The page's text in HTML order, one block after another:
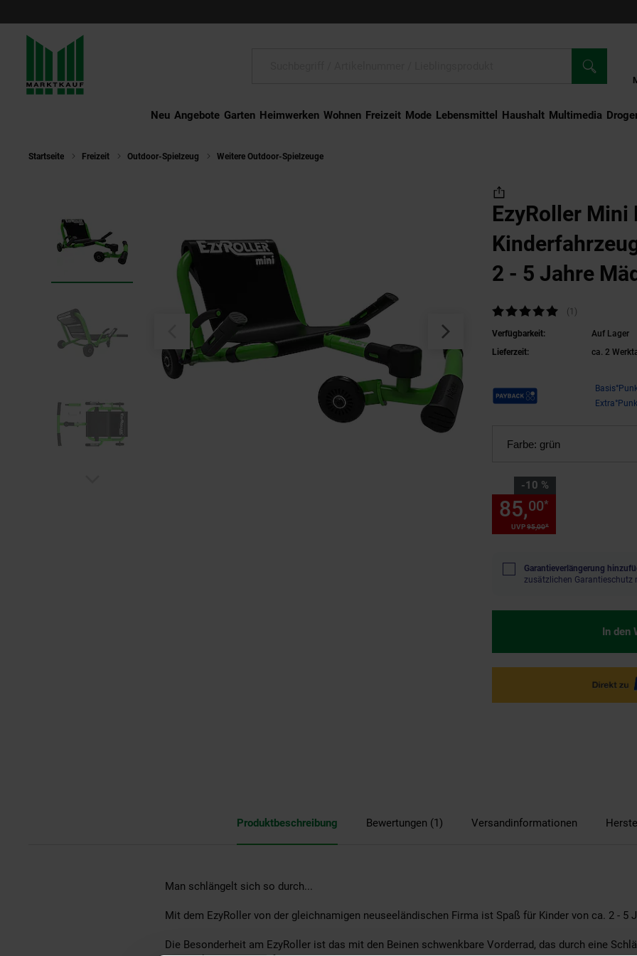
Neu Angebote Garten Heimwerken Wohnen Freizeit Mode Lebensmittel Haushalt Multimedia
Startseite Freizeit Outdoor-Spielzeug Weitere Outdoor-Spielzeuge
EzyRoller Mini
2 - 5 Jahre
Jungen Trike
Kundenbewertung: 5 von 5 Sternen
(1 )
Verfügbarkeit:
Auf Lager
Lieferzeit:
ca. 2
Payback Punkte
Farbe: grün
-10 %
Sie Sparen 10 Prozent,
UVP95,00*
85,00*
Garantieverlängerung
zusätzlichen Garantieschutz
In den
Produktbeschreibung Bewertungen (1) Versandinformationen
Man schlängelt sich so durch...
Mit dem EzyRoller von der gleichnamigen neuseeländischen Firma ist Spaß für Kinder von ca. 2 - 5
Die Besonderheit am EzyRoller ist das mit den Beinen schwenkbare Vorderrad, das durch eine